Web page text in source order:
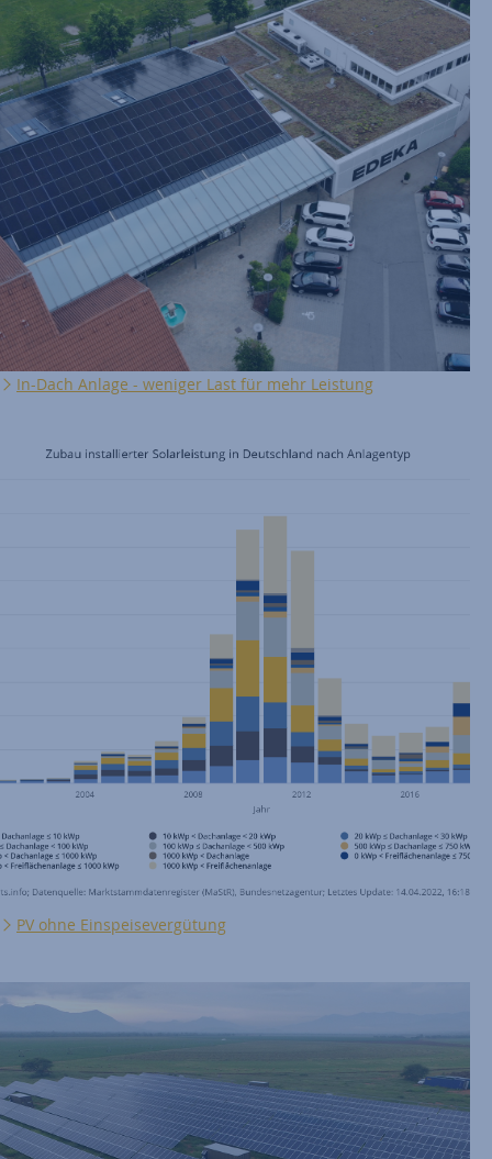
In-Dach Anlage - weniger Last für mehr Leistung
PV ohne Einspeisevergütung